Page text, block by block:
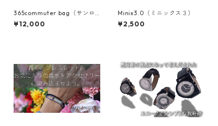
365commuter bag（サンロ
クゴコミューター）
¥12,000
Minix3.0（ミニックス３）
¥2,500